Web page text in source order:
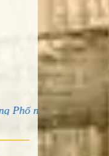
bè...